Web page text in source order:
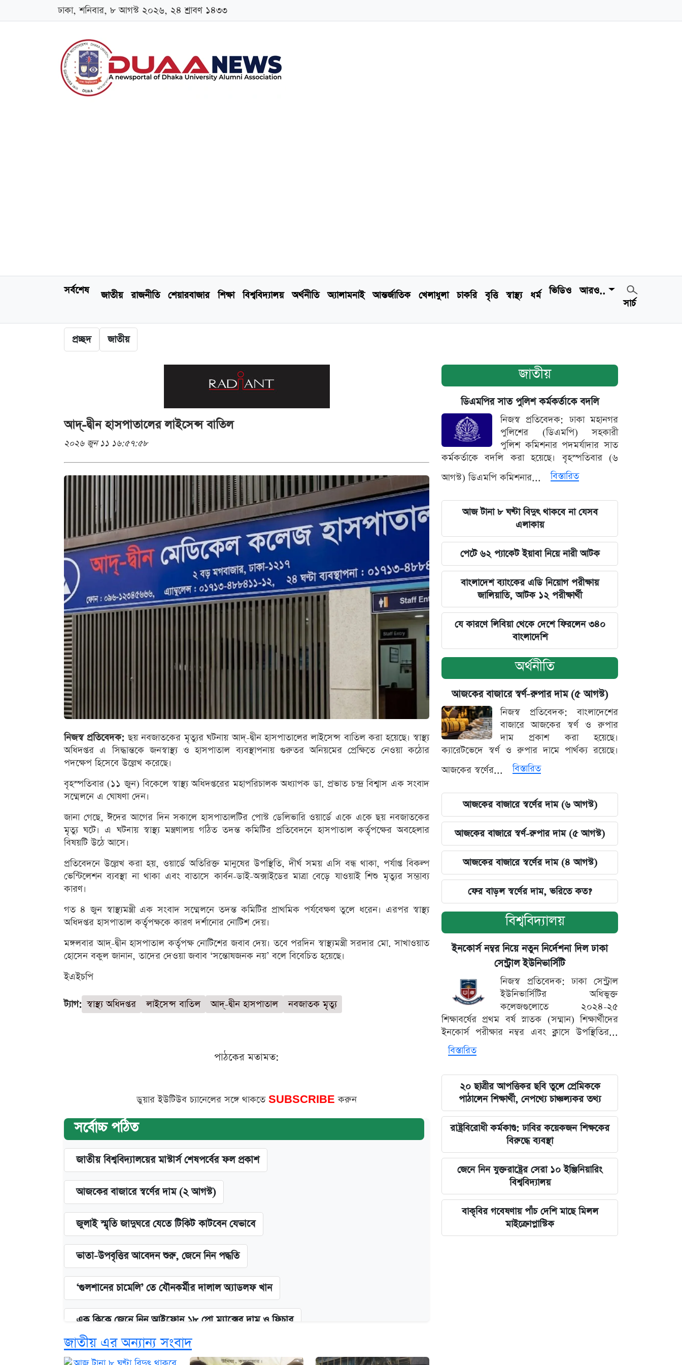
ঢাকা, শনিবার, ৮ আগস্ট ২০২৬, ২৪ শ্রাবণ ১৪৩৩
সর্বশেষ জাতীয় রাজনীতি শেয়ারবাজার শিক্ষা বিশ্ববিদ্যালয় অর্থনীতি অ্যালামনাই আন্তর্জাতিক খেলাধুলা চাকরি বৃত্তি স্বাস্থ্য ধর্ম ভিডিও
আরও..
সার্চ
প্রচ্ছদ জাতীয়
আদ্-দ্বীন হাসপাতালের লাইসেন্স বাতিল
২০২৬ জুন ১১ ১৬:৫৭:৫৮
নিজস্ব প্রতিবেদক: ছয় নবজাতকের মৃত্যুর ঘটনায় আদ্-দ্বীন হাসপাতালের লাইসেন্স বাতিল করা হয়েছে। স্বাস্থ্য
অধিদপ্তর এ সিদ্ধান্তকে জনস্বাস্থ্য ও হাসপাতাল ব্যবস্থাপনায় গুরুতর অনিয়মের প্রেক্ষিতে নেওয়া কঠোর
পদক্ষেপ হিসেবে উল্লেখ করেছে।
বৃহস্পতিবার (১১ জুন) বিকেলে স্বাস্থ্য অধিদপ্তরের মহাপরিচালক অধ্যাপক ডা. প্রভাত চন্দ্র বিশ্বাস এক সংবাদ
সম্মেলনে এ ঘোষণা দেন।
জানা গেছে, ঈদের আগের দিন সকালে হাসপাতালটির পোস্ট ডেলিভারি ওয়ার্ডে একে একে ছয় নবজাতকের
মৃত্যু ঘটে। এ ঘটনায় স্বাস্থ্য মন্ত্রণালয় গঠিত তদন্ত কমিটির প্রতিবেদনে হাসপাতাল কর্তৃপক্ষের অবহেলার
বিষয়টি উঠে আসে।
প্রতিবেদনে উল্লেখ করা হয়, ওয়ার্ডে অতিরিক্ত মানুষের উপস্থিতি, দীর্ঘ সময় এসি বন্ধ থাকা, পর্যাপ্ত বিকল্প
ভেন্টিলেশন ব্যবস্থা না থাকা এবং বাতাসে কার্বন-ডাই-অক্সাইডের মাত্রা বেড়ে যাওয়াই শিশু মৃত্যুর সম্ভাব্য
কারণ।
গত ৪ জুন স্বাস্থ্যমন্ত্রী এক সংবাদ সম্মেলনে তদন্ত কমিটির প্রাথমিক পর্যবেক্ষণ তুলে ধরেন। এরপর স্বাস্থ্য
অধিদপ্তর হাসপাতাল কর্তৃপক্ষকে কারণ দর্শানোর নোটিশ দেয়।
মঙ্গলবার আদ্-দ্বীন হাসপাতাল কর্তৃপক্ষ নোটিশের জবাব দেয়। তবে পরদিন স্বাস্থ্যমন্ত্রী সরদার মো. সাখাওয়াত
হোসেন বকুল জানান, তাদের দেওয়া জবাব ‘সন্তোষজনক নয়’ বলে বিবেচিত হয়েছে।
ইএইচপি
ট্যাগ: স্বাস্থ্য অধিদপ্তর লাইসেন্স বাতিল আদ্-দ্বীন হাসপাতাল নবজাতক মৃত্যু
পাঠকের মতামত:
ডুয়ার ইউটিউব চ্যানেলের সঙ্গে থাকতে SUBSCRIBEকরুন
সর্বোচ্চ পঠিত
জাতীয় বিশ্ববিদ্যালয়ের মাস্টার্স শেষপর্বের ফল প্রকাশ
আজকের বাজারে স্বর্ণের দাম (২ আগস্ট)
জুলাই স্মৃতি জাদুঘরে যেতে টিকিট কাটবেন যেভাবে
ভাতা-উপবৃত্তির আবেদন শুরু, জেনে নিন পদ্ধতি
‘গুলশানের চামেলি’ তে যৌনকর্মীর দালাল অ্যাডলফ খান
এক ক্লিকে জেনে নিন আইফোন ১৮ প্রো ম্যাক্সের দাম ও ফিচার
কবে শুরু হচ্ছে ঢাবির ভর্তি আবেদন, জানাল কর্তৃপক্ষ
জাতীয় এর অন্যান্য সংবাদ
জাতীয়
ডিএমপির সাত পুলিশ কর্মকর্তাকে বদলি
নিজস্ব প্রতিবেদক: ঢাকা মহানগর
পুলিশের (ডিএমপি) সহকারী
পুলিশ কমিশনার পদমর্যাদার সাত
কর্মকর্তাকে বদলি করা হয়েছে। বৃহস্পতিবার (৬
আগস্ট) ডিএমপি কমিশনার...
বিস্তারিত
আজ টানা ৮ ঘণ্টা বিদুৎ থাকবে না যেসব
এলাকায়
পেটে ৬২ প্যাকেট ইয়াবা নিয়ে নারী আটক
বাংলাদেশ ব্যাংকের এডি নিয়োগ পরীক্ষায়
জালিয়াতি, আটক ১২ পরীক্ষার্থী
যে কারণে লিবিয়া থেকে দেশে ফিরলেন ৩৪০
বাংলাদেশি
অর্থনীতি
আজকের বাজারে স্বর্ণ-রুপার দাম (৫ আগস্ট)
নিজস্ব প্রতিবেদক: বাংলাদেশের
বাজারে আজকের স্বর্ণ ও রুপার
দাম প্রকাশ করা হয়েছে।
ক্যারেটভেদে স্বর্ণ ও রুপার দামে পার্থক্য রয়েছে।
আজকের স্বর্ণের...
বিস্তারিত
আজকের বাজারে স্বর্ণের দাম (৬ আগস্ট)
আজকের বাজারে স্বর্ণ-রুপার দাম (৫ আগস্ট)
আজকের বাজারে স্বর্ণের দাম (৪ আগস্ট)
ফের বাড়ল স্বর্ণের দাম, ভরিতে কত?
বিশ্ববিদ্যালয়
ইনকোর্স নম্বর নিয়ে নতুন নির্দেশনা দিল ঢাকা
সেন্ট্রাল ইউনিভার্সিটি
নিজস্ব প্রতিবেদক: ঢাকা সেন্ট্রাল
ইউনিভার্সিটির অধিভুক্ত
কলেজগুলোতে ২০২৪-২৫
শিক্ষাবর্ষের প্রথম বর্ষ স্নাতক (সম্মান) শিক্ষার্থীদের
ইনকোর্স পরীক্ষার নম্বর এবং ক্লাসে উপস্থিতির...
বিস্তারিত
২০ ছাত্রীর আপত্তিকর ছবি তুলে প্রেমিককে
পাঠালেন শিক্ষার্থী, নেপথ্যে চাঞ্চল্যকর তথ্য
রাষ্ট্রবিরোধী কর্মকাণ্ড: ঢাবির কয়েকজন শিক্ষকের
বিরুদ্ধে ব্যবস্থা
জেনে নিন যুক্তরাষ্ট্রের সেরা ১০ ইঞ্জিনিয়ারিং
বিশ্ববিদ্যালয়
বাকৃবির গবেষণায় পাঁচ দেশি মাছে মিলল
মাইক্রোপ্লাস্টিক